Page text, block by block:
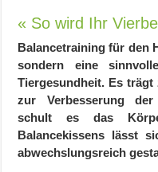
« So wird Ihr
Balancetraining für den
sondern eine
Tiergesundheit. Es
zur Verbesserung
schult es das
Balancekissens lässt
abwechslungsreich